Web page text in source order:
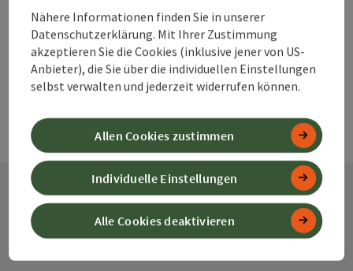
powered byTOURDATA Änderung vorschlagen
Kontakt
Nähere Informationen finden Sie in unserer
Datenschutzerklärung. Mit Ihrer Zustimmung
akzeptieren Sie die Cookies (inklusive jener von US-
Anbieter), die Sie über die individuellen Einstellungen
selbst verwalten und jederzeit widerrufen können.
Alle Cookies deaktivieren
Individuelle Einstellungen
Allen Cookies zustimmen